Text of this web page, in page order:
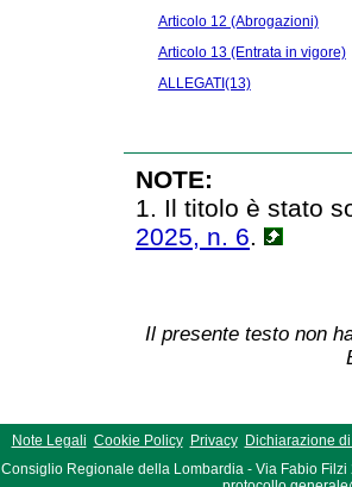
Articolo 12 (Abrogazioni)
Articolo 13 (Entrata in vigore)
ALLEGATI(13)
NOTE:
1. Il titolo è stato
2025, n. 6.
Il presente testo non
Note Legali Cookie Policy Privacy
Dichiarazione
Consiglio Regionale della Lombardia - Via Fabio Filzi